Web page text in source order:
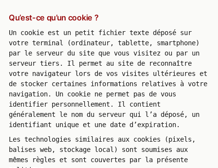
Qu’est-ce qu’un cookie ?
Un cookie est un petit fichier texte déposé sur
votre terminal (ordinateur, tablette, smartphone)
par le serveur du site que vous visitez ou par un
serveur tiers. Il permet au site de reconnaître
votre navigateur lors de vos visites ultérieures et
de stocker certaines informations relatives à votre
navigation. Un cookie ne permet pas de vous
identifier personnellement. Il contient
généralement le nom du serveur qui l’a déposé, un
identifiant unique et une date d’expiration.
Les technologies similaires aux cookies (pixels,
balises web, stockage local) sont soumises aux
mêmes règles et sont couvertes par la présente